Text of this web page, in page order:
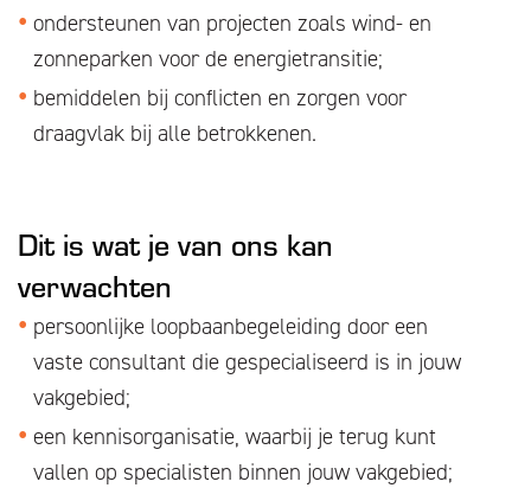
ondersteunen van projecten zoals wind- en
zonneparken voor de energietransitie;
bemiddelen bij conflicten en zorgen voor
draagvlak bij alle betrokkenen.
Dit is wat je van ons kan
verwachten
persoonlijke loopbaanbegeleiding door een
vaste consultant die gespecialiseerd is in jouw
vakgebied;
een kennisorganisatie, waarbij je terug kunt
vallen op specialisten binnen jouw vakgebied;